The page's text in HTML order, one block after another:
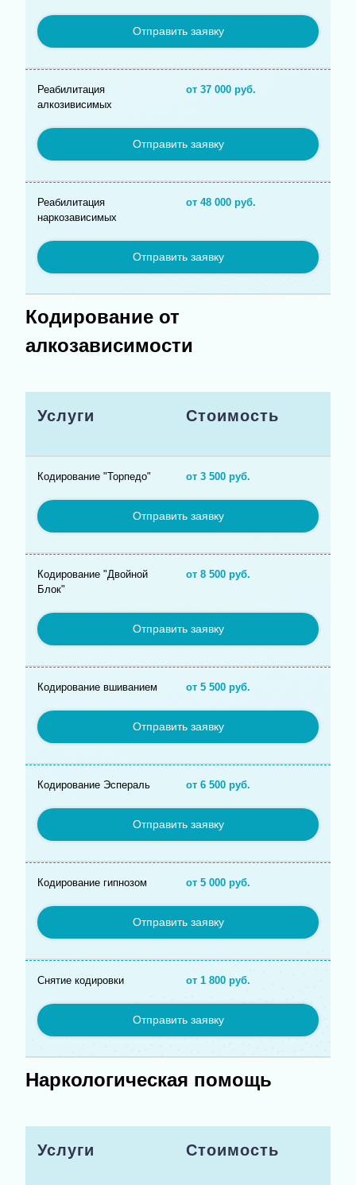
Отправить заявку
Реабилитация
алкозивисимых
от 37 000 руб.
Отправить заявку
Реабилитация
наркозависимых
от 48 000 руб.
Отправить заявку
Кодирование от
алкозависимости
Услуги Стоимость
Кодирование "Торпедо" от 3 500 руб.
Отправить заявку
Кодирование "Двойной
Блок"
от 8 500 руб.
Отправить заявку
Кодирование вшиванием от 5 500 руб.
Отправить заявку
Кодирование Эспераль от 6 500 руб.
Отправить заявку
Кодирование гипнозом от 5 000 руб.
Отправить заявку
Снятие кодировки от 1 800 руб.
Отправить заявку
Наркологическая помощь
Услуги Стоимость